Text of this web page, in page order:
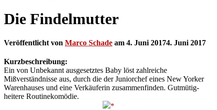
Die Findelmutter
Veröffentlicht von Marco Schade am 4. Juni 20174. Juni 2017
Kurzbeschreibung:
Ein von Unbekannt ausgesetztes Baby löst zahlreiche
Mißverständnisse aus, durch die der Juniorchef eines New Yorker
Warenhauses und eine Verkäuferin zusammenfinden. Gutmütig-
heitere Routinekomödie.